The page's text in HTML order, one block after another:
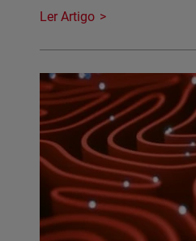
Ler Artigo